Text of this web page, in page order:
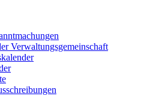
Verwaltungsgemeinschaft